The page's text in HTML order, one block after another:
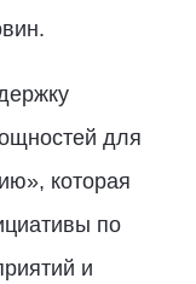
для
которая
по
и